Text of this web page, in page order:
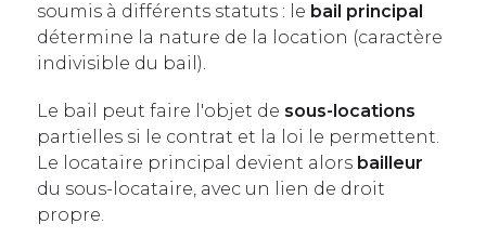
soumis à différents statuts : le bail principal
détermine la nature de la location (caractère
indivisible du bail).
Le bail peut faire l'objet de sous-locations
partielles si le contrat et la loi le permettent.
Le locataire principal devient alors bailleur
du sous-locataire, avec un lien de droit
propre.